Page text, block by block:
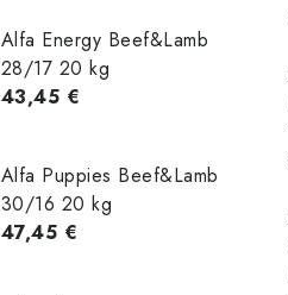
Alfa Energy Beef&Lamb
28/17 20 kg
43,45 €
Alfa Puppies Beef&Lamb
30/16 20 kg
47,45 €